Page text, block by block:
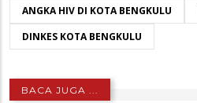
ANGKA HIV DI KOTA BENGKULU
DINKES KOTA BENGKULU
BACA JUGA ...